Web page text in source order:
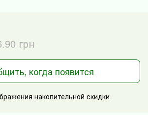
грн
когда появится
накопительной скидки